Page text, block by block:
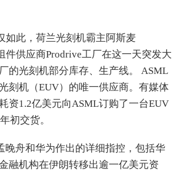
如此，荷兰光刻机霸主阿斯麦
件供应商Prodrive工厂在这一天突发大
的光刻机部分库存、生产线。 ASML
刻机（EUV）的唯一供应商。有媒体
资1.2亿美元向ASML订购了一台EUV
初交货。
晚舟和华为作出的详细指控，包括华
融机构在伊朗转移出逾一亿美元资